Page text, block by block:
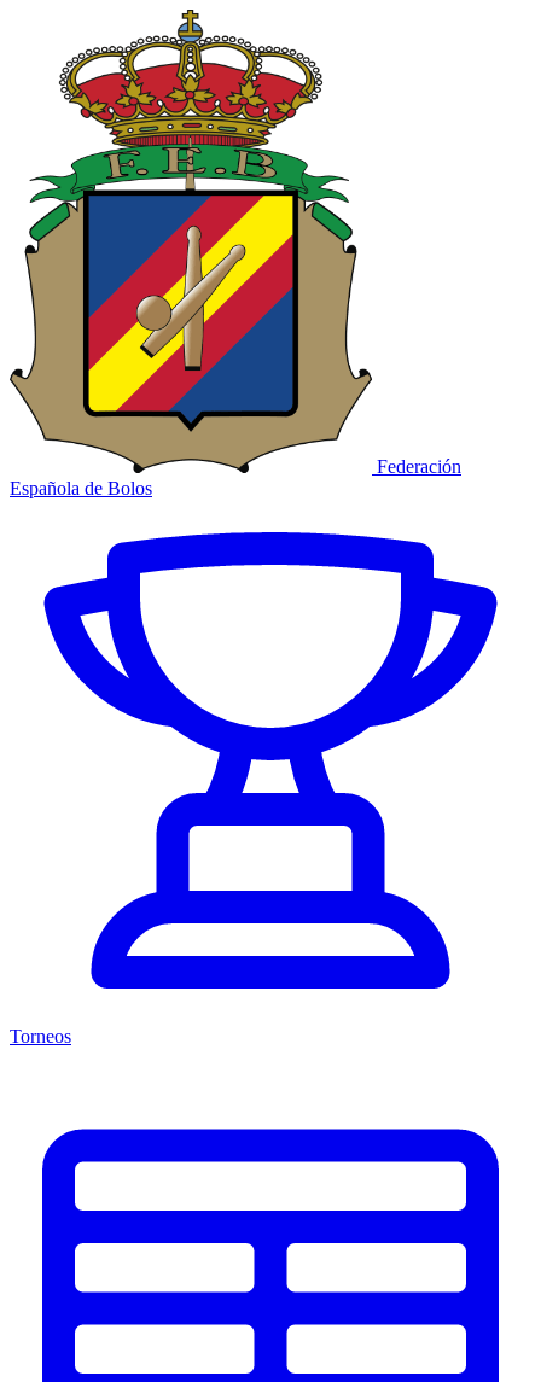
Federación
Española de Bolos
Torneos